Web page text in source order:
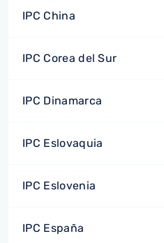
IPC China
IPC Corea del Sur
IPC Dinamarca
IPC Eslovaquia
IPC Eslovenia
IPC España